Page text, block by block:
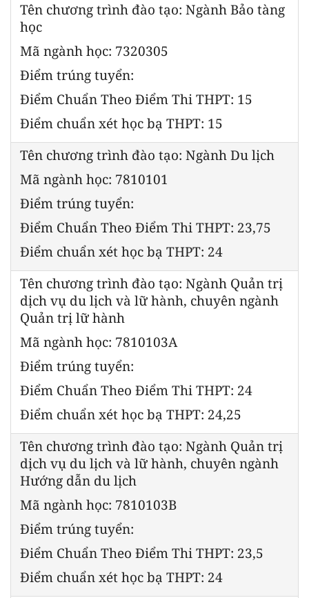
Tên chương trình đào tạo: Ngành Bảo tàng
học
Mã ngành học: 7320305
Điểm trúng tuyển:
Điểm Chuẩn Theo Điểm Thi THPT: 15
Điểm chuẩn xét học bạ THPT: 15
Tên chương trình đào tạo: Ngành Du lịch
Mã ngành học: 7810101
Điểm trúng tuyển:
Điểm Chuẩn Theo Điểm Thi THPT: 23,75
Điểm chuẩn xét học bạ THPT: 24
Tên chương trình đào tạo: Ngành Quản trị
dịch vụ du lịch và lữ hành, chuyên ngành
Quản trị lữ hành
Mã ngành học: 7810103A
Điểm trúng tuyển:
Điểm Chuẩn Theo Điểm Thi THPT: 24
Điểm chuẩn xét học bạ THPT: 24,25
Tên chương trình đào tạo: Ngành Quản trị
dịch vụ du lịch và lữ hành, chuyên ngành
Hướng dẫn du lịch
Mã ngành học: 7810103B
Điểm trúng tuyển:
Điểm Chuẩn Theo Điểm Thi THPT: 23,5
Điểm chuẩn xét học bạ THPT: 24